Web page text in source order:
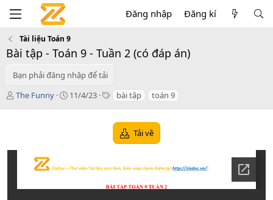
Đăng nhập Đăng kí
Tài liệu Toán 9
Bài tập - Toán 9 - Tuần 2 (có đáp án)
Bạn phải đăng nhập để tải
T
ả
The Funny
C
n
11/4/23
T
s
bài tập toán 9
Tải về